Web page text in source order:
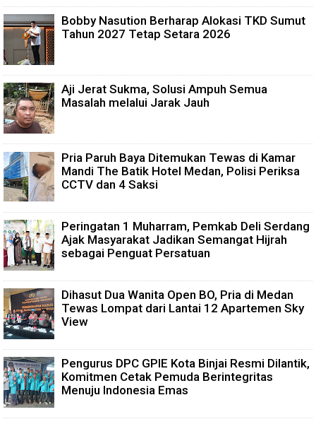
Bobby Nasution Berharap Alokasi TKD Sumut
Tahun 2027 Tetap Setara 2026
Aji Jerat Sukma, Solusi Ampuh Semua
Masalah melalui Jarak Jauh
Pria Paruh Baya Ditemukan Tewas di Kamar
Mandi The Batik Hotel Medan, Polisi Periksa
CCTV dan 4 Saksi
Peringatan 1 Muharram, Pemkab Deli Serdang
Ajak Masyarakat Jadikan Semangat Hijrah
sebagai Penguat Persatuan
Dihasut Dua Wanita Open BO, Pria di Medan
Tewas Lompat dari Lantai 12 Apartemen Sky
View
Pengurus DPC GPIE Kota Binjai Resmi Dilantik,
Komitmen Cetak Pemuda Berintegritas
Menuju Indonesia Emas